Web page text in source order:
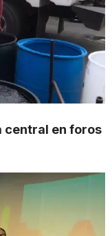
central en foros